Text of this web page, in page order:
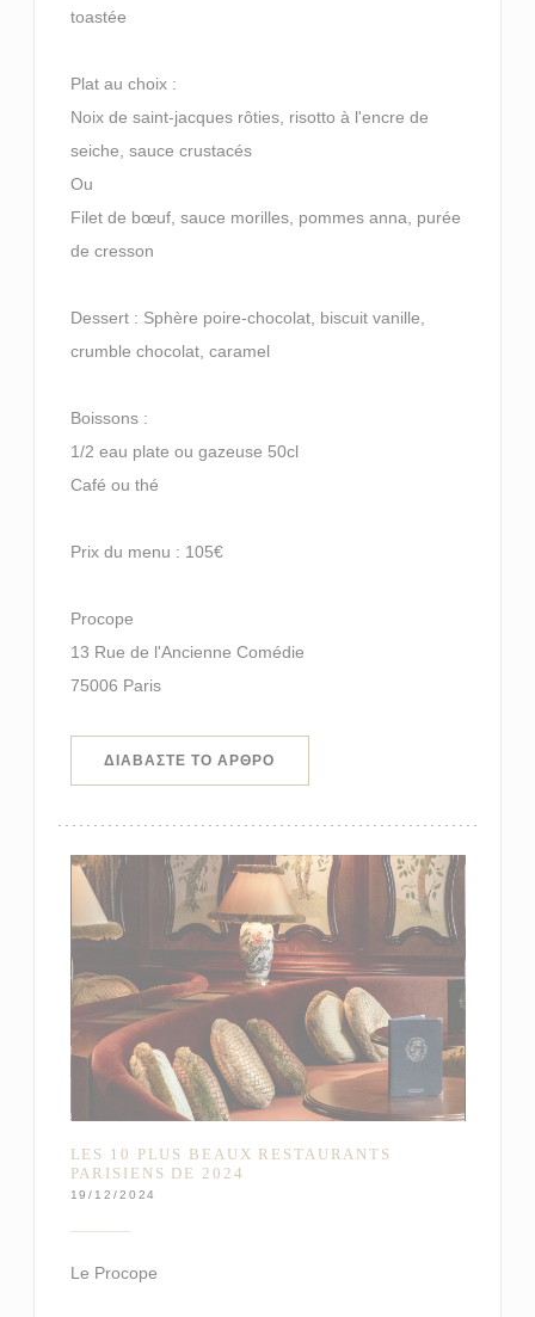
toastée
Plat au choix :
Noix de saint-jacques rôties, risotto à l'encre de
seiche, sauce crustacés
Ou
Filet de bœuf, sauce morilles, pommes anna, purée
de cresson
Dessert : Sphère poire-chocolat, biscuit vanille,
crumble chocolat, caramel
Boissons :
1/2 eau plate ou gazeuse 50cl
Café ou thé
Prix du menu : 105€
Procope
13 Rue de l'Ancienne Comédie
75006 Paris
ΔΙΑΒΆΣΤΕ ΤΟ ΆΡΘΡΟ
LES 10 PLUS BEAUX RESTAURANTS
PARISIENS DE 2024
19/12/2024
Le Procope